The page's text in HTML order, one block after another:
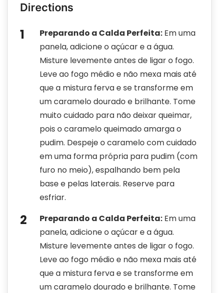
Directions
Preparando a Calda Perfeita: Em uma
panela, adicione o açúcar e a água.
Misture levemente antes de ligar o fogo.
Leve ao fogo médio e não mexa mais até
que a mistura ferva e se transforme em
um caramelo dourado e brilhante. Tome
muito cuidado para não deixar queimar,
pois o caramelo queimado amarga o
pudim. Despeje o caramelo com cuidado
em uma forma própria para pudim (com
furo no meio), espalhando bem pela
base e pelas laterais. Reserve para
esfriar.
Preparando a Calda Perfeita: Em uma
panela, adicione o açúcar e a água.
Misture levemente antes de ligar o fogo.
Leve ao fogo médio e não mexa mais até
que a mistura ferva e se transforme em
um caramelo dourado e brilhante. Tome